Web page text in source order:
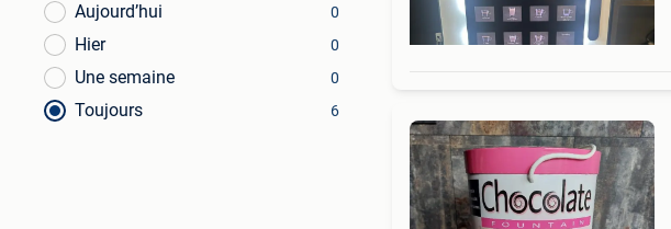
Aujourd’hui
0
Hier 0
Une semaine 0
Toujours 6